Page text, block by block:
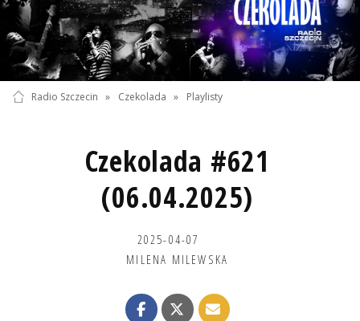
Radio Szczecin » Czekolada » Playlisty
Czekolada #621
(06.04.2025)
2025-04-07
MILENA MILEWSKA